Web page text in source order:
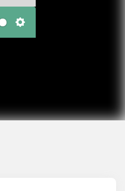
Settings